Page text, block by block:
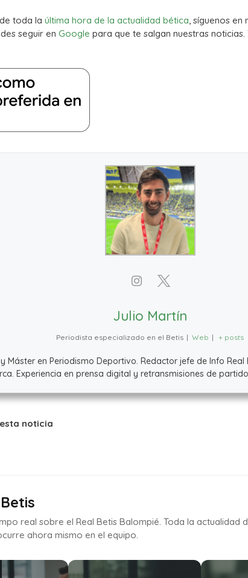
toda la última hora de la actualidad bética , síguenos
seguir en Google para que te salgan nuestras
Julio Martín
Periodista especializado en el Betis | Web | + posts
Máster en Periodismo Deportivo. Redactor jefe de Info
Experiencia en prensa digital y retransmisiones de
noticia
real sobre el Real Betis Balompié. Toda la actualidad
ahora mismo en el equipo.